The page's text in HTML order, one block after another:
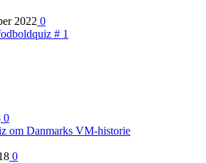
2022 0
# 1
0
om Danmarks VM-historie
0